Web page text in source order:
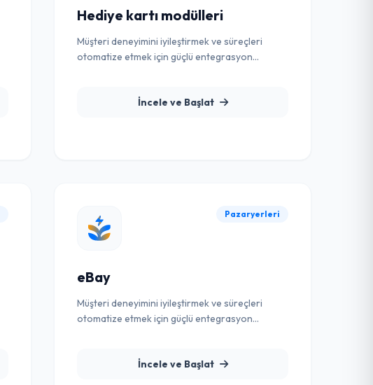
Hediye kartı modülleri
Müşteri deneyimini iyileştirmek ve süreçleri
otomatize etmek için güçlü entegrasyon
İncele ve Başlat
Pazaryerleri
eBay
Müşteri deneyimini iyileştirmek ve süreçleri
otomatize etmek için güçlü entegrasyon
İncele ve Başlat